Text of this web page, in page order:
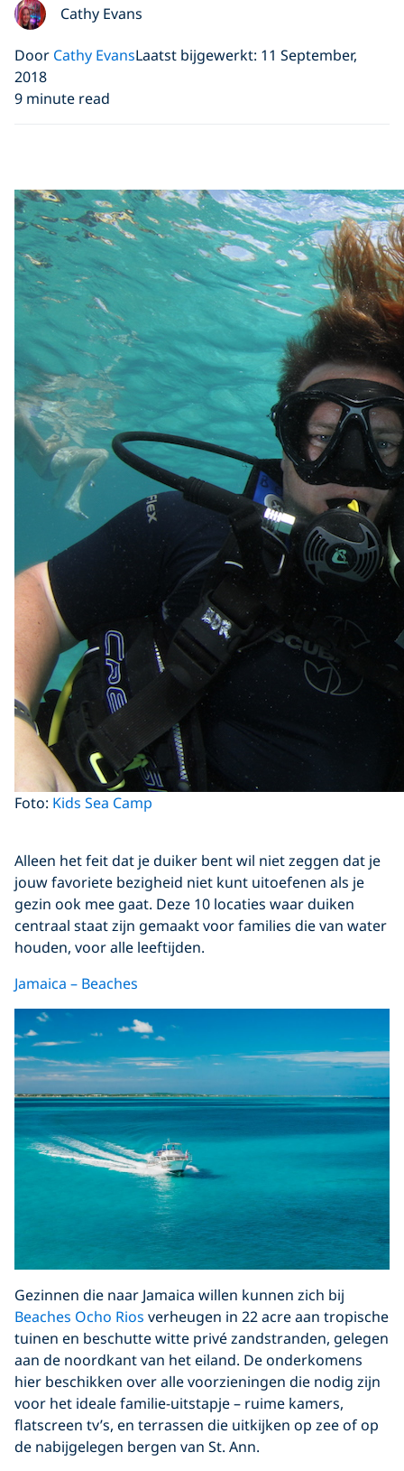
Cathy Evans
Door Cathy EvansLaatst bijgewerkt: 11 September,
2018
9 minute read
Foto: Kids Sea Camp
Alleen het feit dat je duiker bent wil niet zeggen dat je
jouw favoriete bezigheid niet kunt uitoefenen als je
gezin ook mee gaat. Deze 10 locaties waar duiken
centraal staat zijn gemaakt voor families die van water
houden, voor alle leeftijden.
Jamaica – Beaches
Gezinnen die naar Jamaica willen kunnen zich bij
Beaches Ocho Rios verheugen in 22 acre aan tropische
tuinen en beschutte witte privé zandstranden, gelegen
aan de noordkant van het eiland. De onderkomens
hier beschikken over alle voorzieningen die nodig zijn
voor het ideale familie-uitstapje – ruime kamers,
flatscreen tv’s, en terrassen die uitkijken op zee of op
de nabijgelegen bergen van St. Ann.